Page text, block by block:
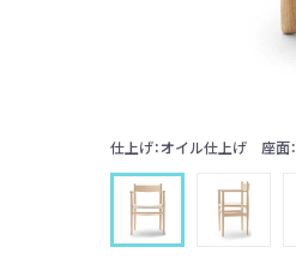
仕上げ：オイル仕上げ 座面